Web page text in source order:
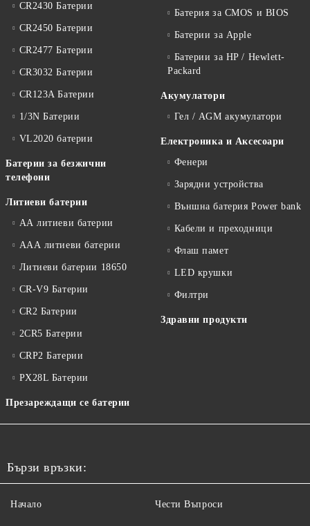
CR2430 Батерии
CR2450 Батерии
CR2477 Батерии
CR3032 Батерии
CR123A Батерии
1/3N Батерии
VL2020 батерии
Батерии за безжични
телефони
Литиеви батерии
АА литиеви батерии
ААА литиеви батерии
Литиеви батерии 18650
CR-V9 Батерии
CR2 Батерии
2CR5 Батерии
CRP2 Батерии
PX28L Батерии
Презареждащи се батерии
Батерия за CMOS и BIOS
Батерии за Apple
Батерии за HP / Hewlett-
Packard
Акумулатори
Гел / AGM акумулатори
Електроника и Аксесоари
Фенери
Зарядни устройства
Външна батерия Power bank
Кабели и преходници
Флаш памет
LED крушки
Филтри
Здравни продукти
Бързи връзки:
Начало Чести Въпроси